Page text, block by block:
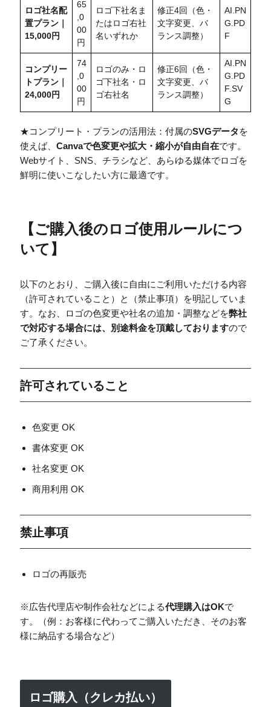
ロゴ社名配
置プラン｜
15,000円
65
,0
00
円
ロゴ下社名ま
たはロゴ右社
名いずれか
修正4回（色・
文字変更、バ
ランス調整）
AI.PN
G.PD
F
コンプリー
トプラン｜
24,000円
74
,0
00
円
ロゴのみ・ロ
ゴ下社名・ロ
ゴ右社名
修正6回（色・
文字変更、バ
ランス調整）
AI.PN
G.PD
F.SV
G
★コンプリート・プランの活用法：付属のSVGデータ を
使えば、 Canvaで色変更や拡大・縮小が自由自在です。
Webサイト、SNS、チラシなど、あらゆる媒体でロゴを
鮮明に使いこなしたい方に最適です。
【ご購入後のロゴ使用ルールにつ
いて 】
以下のとおり、ご購入後に自由にご利用いただける内容
（許可されていること）と（禁止事項）を明記していま
す。なお、ロゴの色変更や社名の追加・調整などを弊社
で対応する場合には、別途料金を頂戴しておりますので
ご了承ください。
許可されていること
色変更 OK
書体変更 OK
社名変更 OK
商用利用 OK
禁止事項
ロゴの再販売
※広告代理店や制作会社などによる代理購入はOKで
す。（例：お客様に代わってご購入いただき、そのお客
様に納品する場合など）
ロゴ購入（クレカ払い）